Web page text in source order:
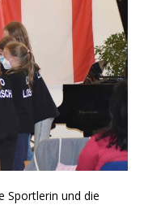
Sportlerin und die